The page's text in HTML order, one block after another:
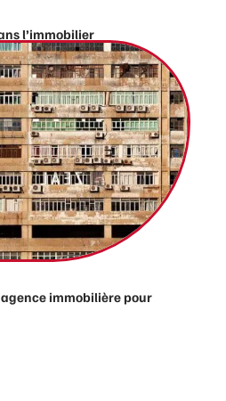
l’immobilier
immobilière pour